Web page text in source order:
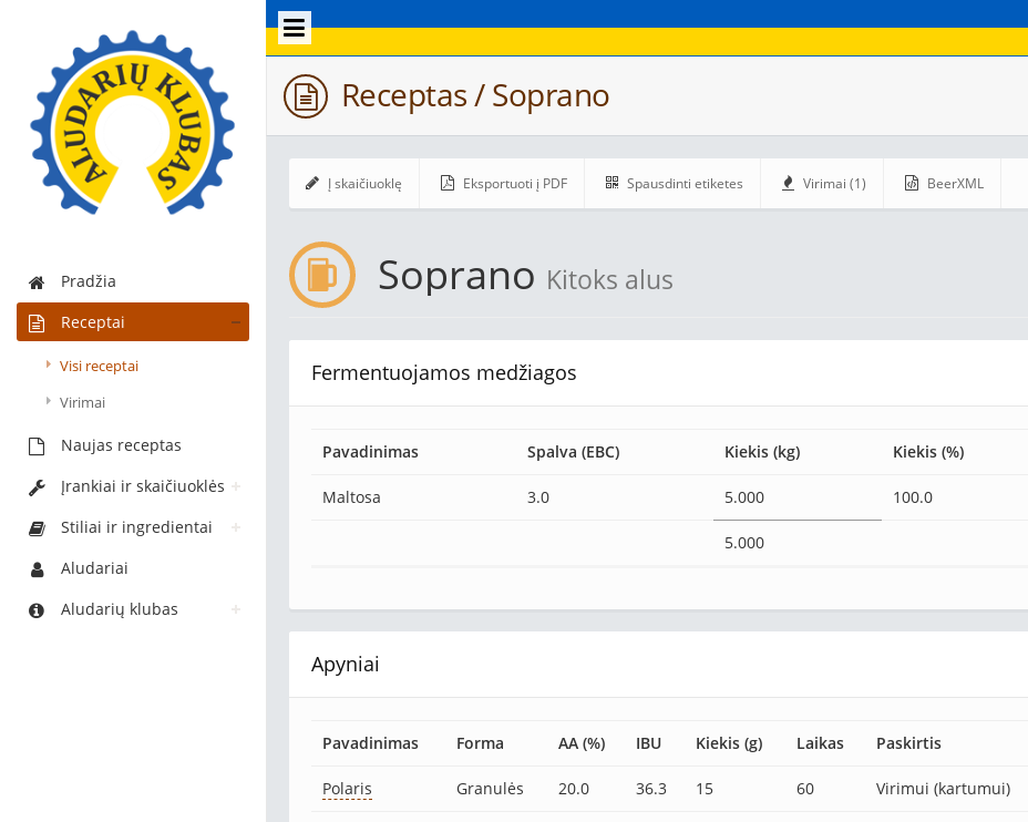
Pradžia
Receptai
Visi receptai
Virimai
Naujas receptas
Įrankiai ir skaičiuoklės
Stiliai ir ingredientai
Aludariai
Aludarių klubas
Receptas / Soprano
Į skaičiuoklę Eksportuoti į PDF Spausdinti etiketes Virimai (1) BeerXML
Soprano Kitoks alus
Fermentuojamos medžiagos
Pavadinimas Spalva (EBC) Kiekis (kg) Kiekis (%)
Maltosa 3.0 5.000 100.0
5.000
Apyniai
Pavadinimas Forma AA (%) IBU Kiekis (g) Laikas Paskirtis
Polaris Granulės 20.0 36.3 15 60 Virimui (kartumui)